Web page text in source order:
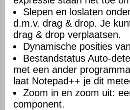
Slepen en loslaten
d.m.v. drag & drop. Je
drag & drop verplaatsen.
Dynamische posities
Bestandstatus Auto-
met een ander
laat Notepad++ je dit
Zoom in en zoom uit:
component.